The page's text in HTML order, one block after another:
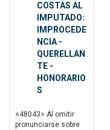
COSTAS AL
IMPUTADO:
IMPROCEDE
NCIA -
QUERELLAN
TE -
HONORARIO
S
<48043> Al omitir
pronunciarse sobre